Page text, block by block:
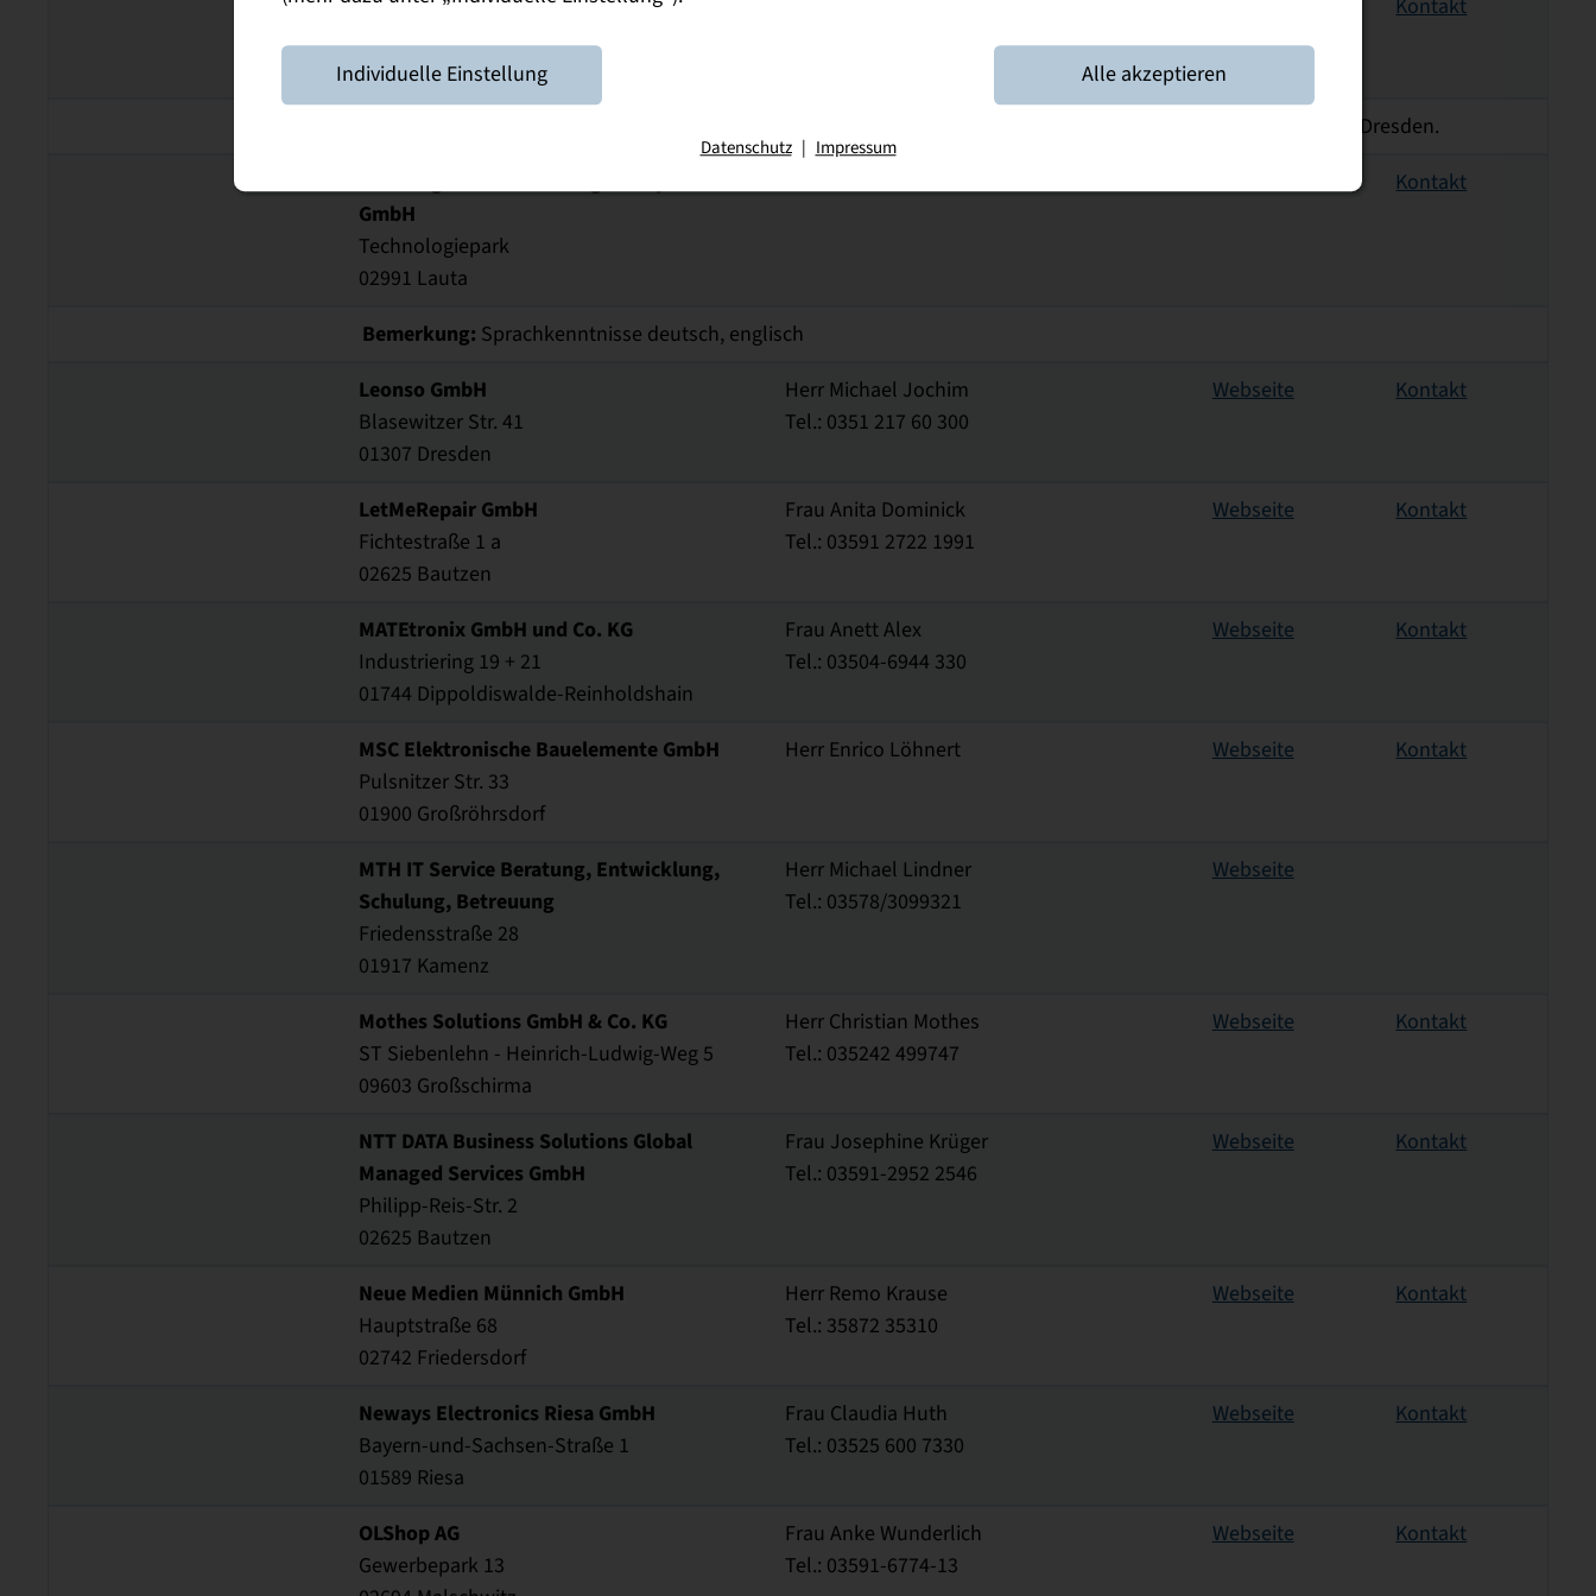
PRM Software AG
71277 Rutesheim
Kontakt
Auch am Dresdner Standort kann das duale Studium absolviert werden, Friedrichstraße 14, 01067 Dresden.
GmbH
Technologiepark
02991 Lauta
Kontakt
Bemerkung: Sprachkenntnisse deutsch, englisch
Leonso GmbH
Blasewitzer Str. 41
01307 Dresden
Herr Michael Jochim
Tel.: 0351 217 60 300
Webseite Kontakt
LetMeRepair GmbH
Fichtestraße 1 a
02625 Bautzen
Frau Anita Dominick
Tel.: 03591 2722 1991
Webseite Kontakt
MATEtronix GmbH und Co. KG
Industriering 19 + 21
01744 Dippoldiswalde-Reinholdshain
Frau Anett Alex
Tel.: 03504-6944 330
Webseite Kontakt
MSC Elektronische Bauelemente GmbH
Pulsnitzer Str. 33
01900 Großröhrsdorf
Herr Enrico Löhnert Webseite Kontakt
MTH IT Service Beratung, Entwicklung,
Schulung, Betreuung
Friedensstraße 28
01917 Kamenz
Herr Michael Lindner
Tel.: 03578/3099321
Webseite
Mothes Solutions GmbH & Co. KG
ST Siebenlehn - Heinrich-Ludwig-Weg 5
09603 Großschirma
Herr Christian Mothes
Tel.: 035242 499747
Webseite Kontakt
NTT DATA Business Solutions Global
Managed Services GmbH
Philipp-Reis-Str. 2
02625 Bautzen
Frau Josephine Krüger
Tel.: 03591-2952 2546
Webseite Kontakt
Neue Medien Münnich GmbH
Hauptstraße 68
02742 Friedersdorf
Herr Remo Krause
Tel.: 35872 35310
Webseite Kontakt
Neways Electronics Riesa GmbH
Bayern-und-Sachsen-Straße 1
01589 Riesa
Frau Claudia Huth
Tel.: 03525 600 7330
Webseite Kontakt
OLShop AG
Gewerbepark 13
Frau Anke Wunderlich
Tel.: 03591-6774-13
Webseite Kontakt
Individuelle Einstellung Alle akzeptieren
Datenschutz | Impressum